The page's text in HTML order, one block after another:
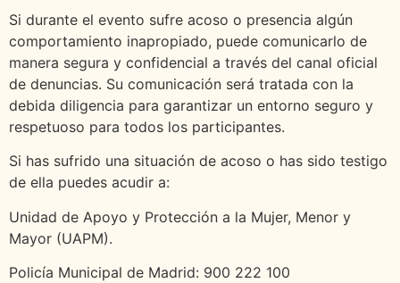
Si durante el evento sufre acoso o presencia algún
comportamiento inapropiado, puede comunicarlo de
manera segura y confidencial a través del canal oficial
de denuncias. Su comunicación será tratada con la
debida diligencia para garantizar un entorno seguro y
respetuoso para todos los participantes.
Si has sufrido una situación de acoso o has sido testigo
de ella puedes acudir a:
Unidad de Apoyo y Protección a la Mujer, Menor y
Mayor (UAPM).
Policía Municipal de Madrid: 900 222 100